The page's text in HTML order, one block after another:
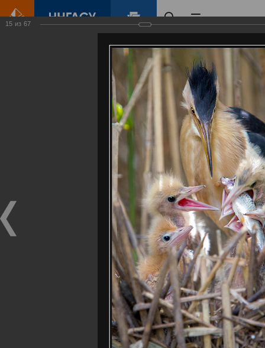
Галерея
Артемовские луга – жемчужина Нижегородского Поволжья
Фотогалерея
15 из 67